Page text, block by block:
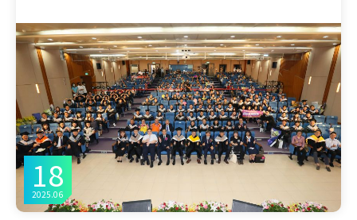
18
2025.06